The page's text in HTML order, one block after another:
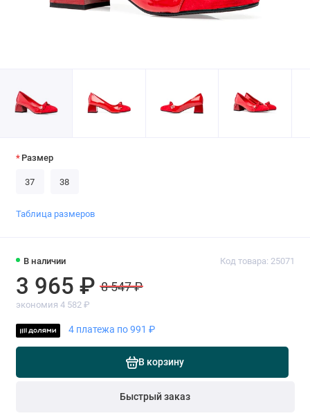
В наличии Код товара: 25071
3 965 ₽ 8 547 ₽
экономия 4 582 ₽
4 платежа по 991 ₽
В корзину
Быстрый заказ
Размер
37 38
Таблица размеров